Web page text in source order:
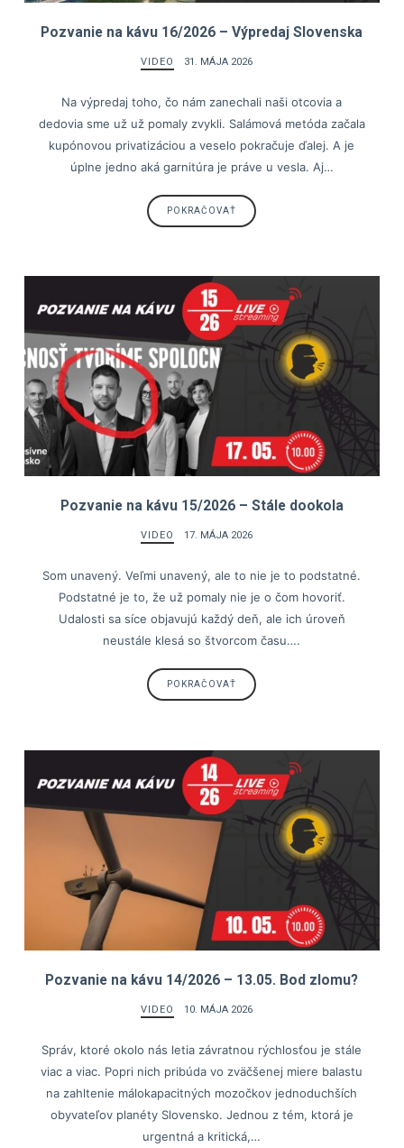
Pozvanie na kávu 16/2026 – Výpredaj Slovenska
VIDEO 31. MÁJA 2026
Na výpredaj toho, čo nám zanechali naši otcovia a
dedovia sme už už pomaly zvykli. Salámová metóda začala
kupónovou privatizáciou a veselo pokračuje ďalej. A je
úplne jedno aká garnitúra je práve u vesla. Aj…
POKRAČOVAŤ
Pozvanie na kávu 15/2026 – Stále dookola
VIDEO 17. MÁJA 2026
Som unavený. Veľmi unavený, ale to nie je to podstatné.
Podstatné je to, že už pomaly nie je o čom hovoriť.
Udalosti sa síce objavujú každý deň, ale ich úroveň
neustále klesá so štvorcom času….
POKRAČOVAŤ
Pozvanie na kávu 14/2026 – 13.05. Bod zlomu?
VIDEO 10. MÁJA 2026
Správ, ktoré okolo nás letia závratnou rýchlosťou je stále
viac a viac. Popri nich pribúda vo zväčšenej miere balastu
na zahltenie málokapacitných mozočkov jednoduchších
obyvateľov planéty Slovensko. Jednou z tém, ktorá je
urgentná a kritická,…